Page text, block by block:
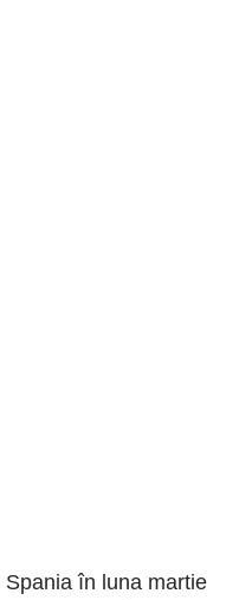
în luna martie